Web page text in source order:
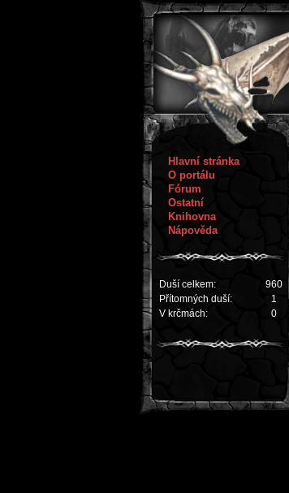
Hlavní stránka
O portálu
Fórum
Ostatní
Knihovna
Nápověda
Duší celkem:
960
Přítomných duší:
1
V krčmách:
0